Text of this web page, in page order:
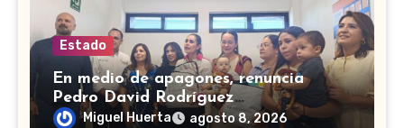
Estado
En medio de apagones, renuncia
Pedro David Rodríguez
superintendente de la CFE en León
Miguel Huerta agosto 8, 2026